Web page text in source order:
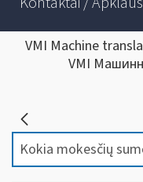
VMI Machine
VMI